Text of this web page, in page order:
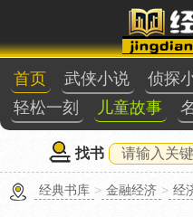
首页 武侠小说 侦探
轻松一刻
儿童故事
找书
经典书库 > 金融经济 > 经